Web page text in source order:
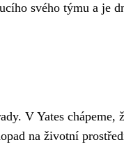
svého týmu a je
V Yates chápeme,
na životní